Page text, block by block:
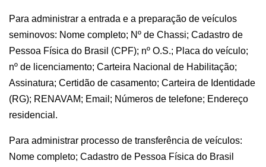
Para administrar a entrada e a preparação de veículos
seminovos: Nome completo; Nº de Chassi; Cadastro de
Pessoa Física do Brasil (CPF); nº O.S.; Placa do veículo;
nº de licenciamento; Carteira Nacional de Habilitação;
Assinatura; Certidão de casamento; Carteira de Identidade
(RG); RENAVAM; Email; Números de telefone; Endereço
residencial.
Para administrar processo de transferência de veículos:
Nome completo; Cadastro de Pessoa Física do Brasil